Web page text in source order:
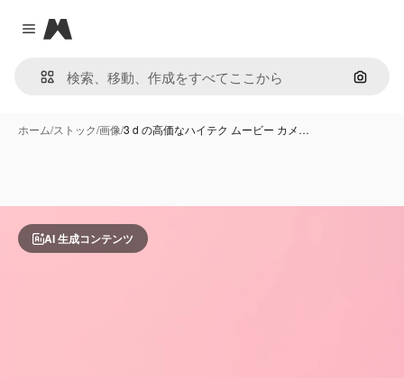
Close menu
Magnific
画像で
ホーム/ストック/画像/3 d の高価なハイテク ムービー カメ…
AI 生成コンテンツ